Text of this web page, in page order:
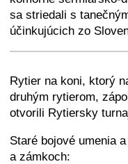
sa striedali s
účinkujúcich zo
+ − ⛶
Rytier na koni, ktorý
druhým rytierom,
otvorili Rytiersky
Staré bojové umenia
a zámkoch: